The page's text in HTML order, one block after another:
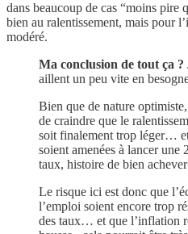
dans beaucoup de cas “moins pire
bien au ralentissement, mais pour
modéré.
Ma conclusion de tout ça ?
aillent un peu vite en
Bien que de nature
de craindre que le
soit finalement trop léger…
soient amenées à lancer une
taux, histoire de bien
Le risque ici est donc que
l’emploi soient encore trop
des taux… et que l’inflation